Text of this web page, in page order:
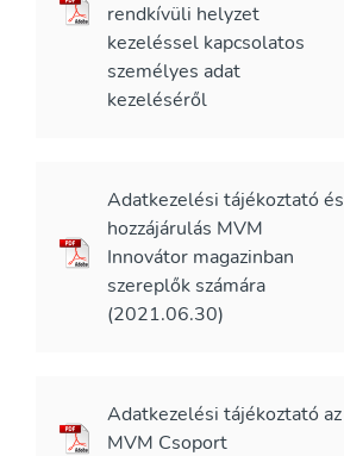
rendkívüli helyzet
kezeléssel kapcsolatos
személyes adat
kezeléséről
Adatkezelési tájékoztató és
hozzájárulás MVM
Innovátor magazinban
szereplők számára
(2021.06.30)
Adatkezelési tájékoztató az
MVM Csoport